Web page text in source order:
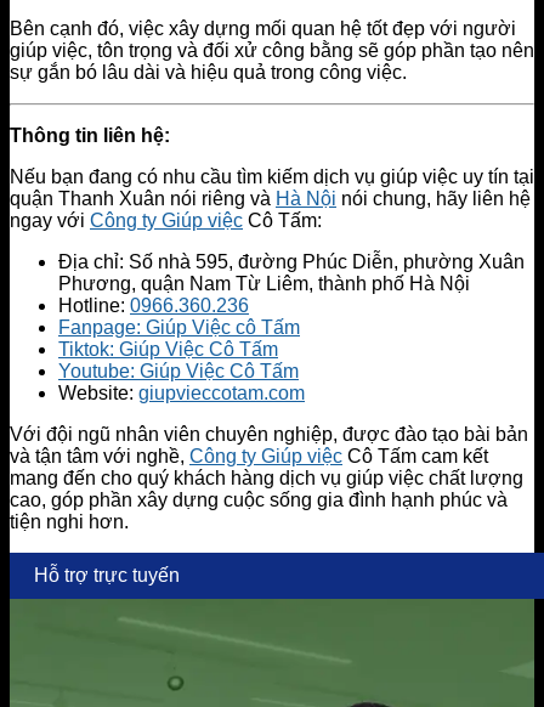
Bên cạnh đó, việc xây dựng mối quan hệ tốt đẹp với người
giúp việc, tôn trọng và đối xử công bằng sẽ góp phần tạo nên
sự gắn bó lâu dài và hiệu quả trong công việc.
Thông tin liên hệ:
Nếu bạn đang có nhu cầu tìm kiếm dịch vụ giúp việc uy tín tại
quận Thanh Xuân nói riêng và Hà Nội nói chung, hãy liên hệ
ngay với Công ty Giúp việc Cô Tấm:
Địa chỉ: Số nhà 595, đường Phúc Diễn, phường Xuân
Phương, quận Nam Từ Liêm, thành phố Hà Nội
Hotline: 0966.360.236
Fanpage: Giúp Việc cô Tấm
Tiktok: Giúp Việc Cô Tấm
Youtube: Giúp Việc Cô Tấm
Website: giupvieccotam.com
Với đội ngũ nhân viên chuyên nghiệp, được đào tạo bài bản
và tận tâm với nghề, Công ty Giúp việc Cô Tấm cam kết
mang đến cho quý khách hàng dịch vụ giúp việc chất lượng
cao, góp phần xây dựng cuộc sống gia đình hạnh phúc và
tiện nghi hơn.
Hỗ trợ trực tuyến